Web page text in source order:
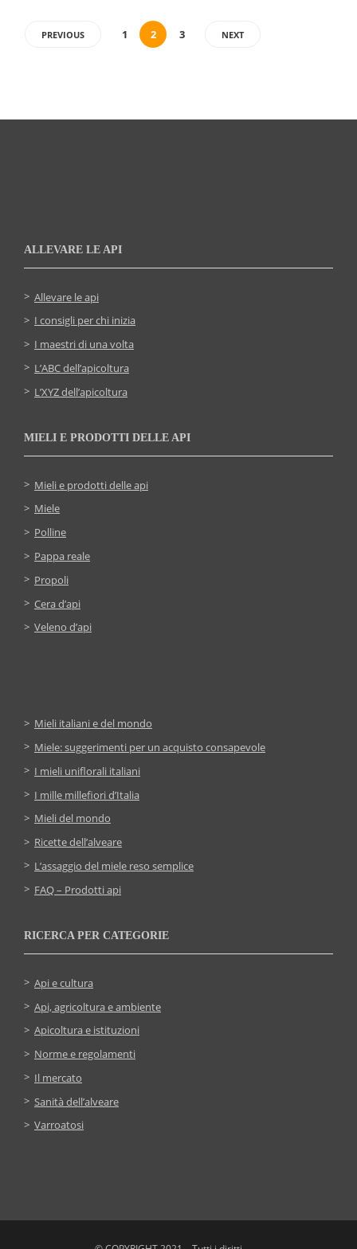
PREVIOUS 1 2 3 NEXT
ALLEVARE LE API
Allevare le api
I consigli per chi inizia
I maestri di una volta
L’ABC dell’apicoltura
L’XYZ dell’apicoltura
MIELI E PRODOTTI DELLE API
Mieli e prodotti delle api
Miele
Polline
Pappa reale
Propoli
Cera d’api
Veleno d’api
Mieli italiani e del mondo
Miele: suggerimenti per un acquisto consapevole
I mieli uniflorali italiani
I mille millefiori d’Italia
Mieli del mondo
Ricette dell’alveare
L’assaggio del miele reso semplice
FAQ – Prodotti api
RICERCA PER CATEGORIE
Api e cultura
Api, agricoltura e ambiente
Apicoltura e istituzioni
Norme e regolamenti
Il mercato
Sanità dell’alveare
Varroatosi